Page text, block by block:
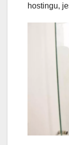
hostingu,